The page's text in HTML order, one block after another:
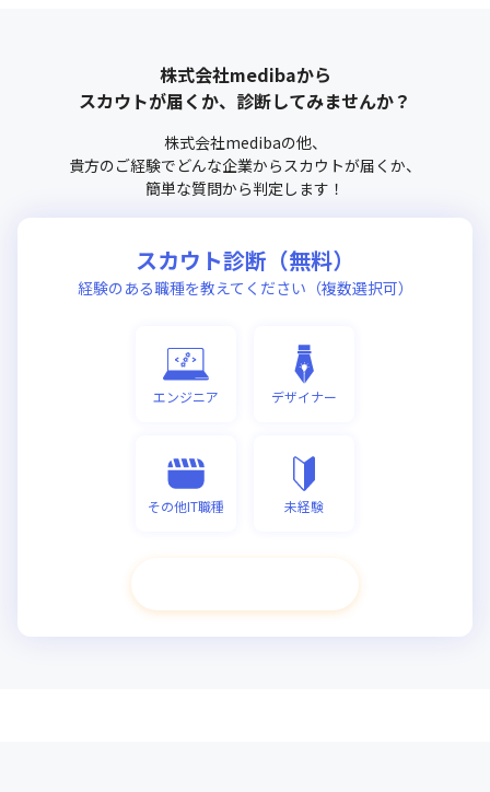
株式会社medibaから
スカウトが届くか、診断してみませんか？
株式会社medibaの他、
貴方のご経験でどんな企業からスカウトが届くか、
簡単な質問から判定します！
スカウト診断（無料）
経験のある職種を教えてください（複数選択可）
エンジニア デザイナー
その他IT職種 未経験